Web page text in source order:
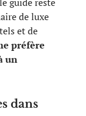
de luxe
et de
préfère
un
dans